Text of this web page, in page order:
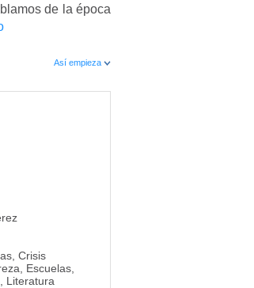
de la época
Así empieza
Crisis
Escuelas,
Literatura